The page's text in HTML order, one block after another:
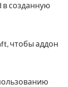
в созданную
чтобы аддон